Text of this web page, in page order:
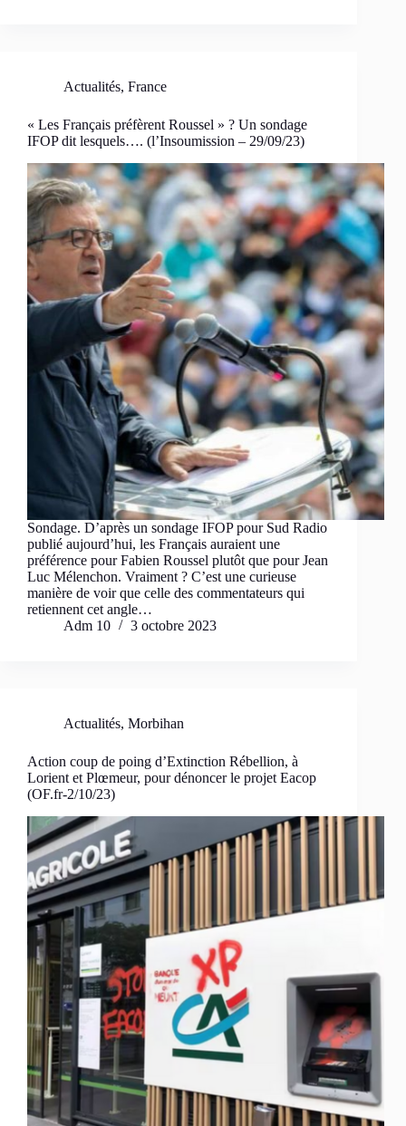
Actualités, France
« Les Français préfèrent Roussel » ? Un sondage
IFOP dit lesquels…. (l’Insoumission – 29/09/23)
Sondage. D’après un sondage IFOP pour Sud Radio
publié aujourd’hui, les Français auraient une
préférence pour Fabien Roussel plutôt que pour Jean
Luc Mélenchon. Vraiment ? C’est une curieuse
manière de voir que celle des commentateurs qui
retiennent cet angle…
Adm 10
3 octobre 2023
Actualités, Morbihan
Action coup de poing d’Extinction Rébellion, à
Lorient et Plœmeur, pour dénoncer le projet Eacop
(OF.fr-2/10/23)